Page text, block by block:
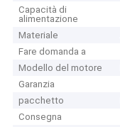
Capacità di
alimentazione
Materiale
Fare domanda a
Modello del motore
Garanzia
pacchetto
Consegna